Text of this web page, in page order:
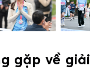
gặp về giải